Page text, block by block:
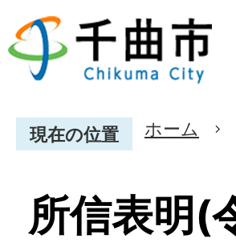
現在の位置 ホーム
所信表明(